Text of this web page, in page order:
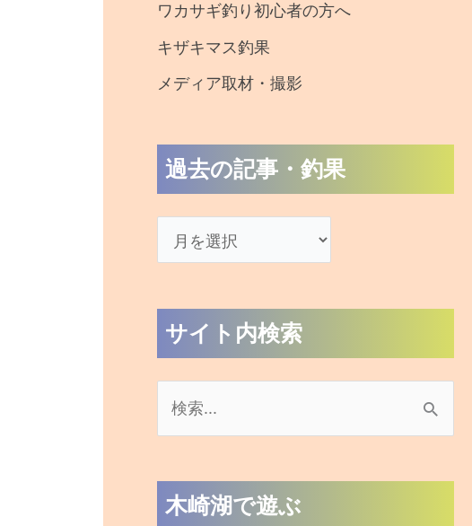
ワカサギ釣り初心者の方へ
キザキマス釣果
メディア取材・撮影
過去の記事・釣果
サイト内検索
検
対
象
木崎湖で遊ぶ